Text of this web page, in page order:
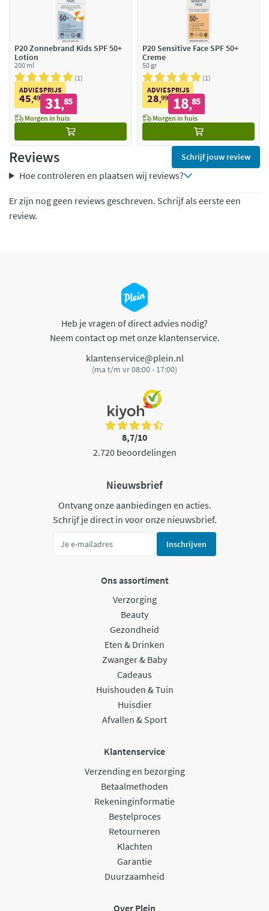
P20 Zonnebrand Kids SPF 50+
Lotion
200 ml
1
ADVIESPRIJS
45,49 31,85
Morgen in huis
P20 Sensitive Face SPF 50+
Creme
50 gr
1
ADVIESPRIJS
28,99 18,85
Morgen in huis
Reviews Schrijf jouw review
Hoe controleren en plaatsen wij reviews?
Er zijn nog geen reviews geschreven. Schrijf als eerste een
review.
Heb je vragen of direct advies nodig?
Neem contact op met onze klantenservice.
klantenservice@plein.nl
(ma t/m vr 08:00 - 17:00)
8,7/10
2.720 beoordelingen
Nieuwsbrief
Ontvang onze aanbiedingen en acties.
Schrijf je direct in voor onze nieuwsbrief.
Inschrijven
Ons assortiment
Verzorging
Beauty
Gezondheid
Eten & Drinken
Zwanger & Baby
Cadeaus
Huishouden & Tuin
Huisdier
Afvallen & Sport
Klantenservice
Verzending en bezorging
Betaalmethoden
Rekeninginformatie
Bestelproces
Retourneren
Klachten
Garantie
Duurzaamheid
Over Plein